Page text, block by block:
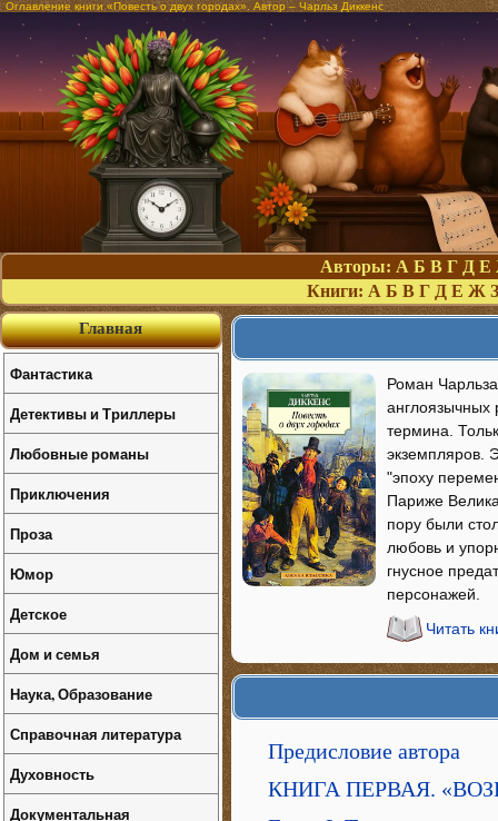
Оглавление книги «Повесть о двух городах». Автор – Чарльз Диккенс
Авторы: А Б В Г Д Е
Книги: А Б В Г Д Е Ж З
Роман
англоязычных
термина.
экземпляров.
"эпоху
Париже
пору были
любовь и
гнусное
персонажей.
Читать
Предисловие автора
КНИГА ПЕРВАЯ.
Главная
Фантастика
Детективы и Триллеры
Любовные романы
Приключения
Проза
Юмор
Детское
Дом и семья
Наука, Образование
Справочная литература
Духовность
Документальная